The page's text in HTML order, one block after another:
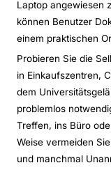
Laptop angewiesen
können Benutzer
einem praktischen
Probieren Sie die
in Einkaufszentren,
dem
problemlos
Treffen, ins Büro
Weise vermeiden
und manchmal